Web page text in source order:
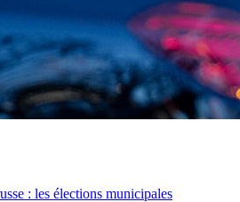
: les élections municipales